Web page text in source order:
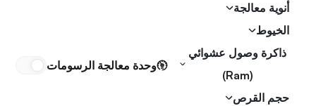
أنوية معالجة
الخيوط
ذاكرة وصول عشوائي
(Ram)
حجم القرص
وحدة معالجة الرسومات